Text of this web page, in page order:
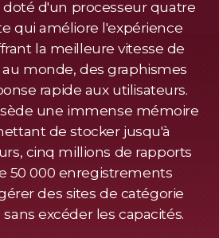
doté d'un processeur quatre
qui améliore l'expérience
la meilleure vitesse de
monde, des graphismes
rapide aux utilisateurs.
une immense mémoire
de stocker jusqu'à
cinq millions de rapports
50 000 enregistrements
des sites de catégorie
excéder les capacités.